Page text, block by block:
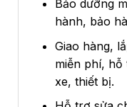
Bảo dưỡng
hành, bảo
Giao hàng,
miễn phí, hỗ
xe, thiết bị.